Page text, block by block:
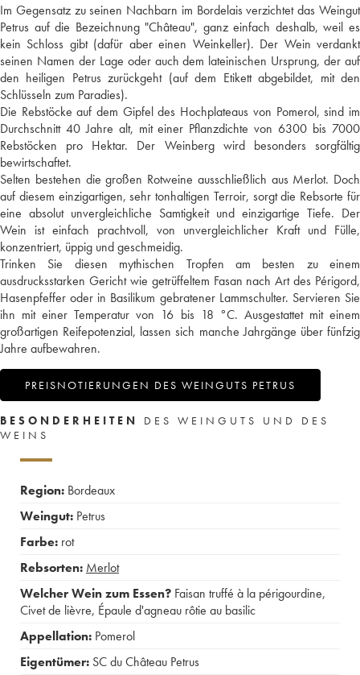
Im Gegensatz zu seinen Nachbarn im Bordelais verzichtet das Weingut
Petrus auf die Bezeichnung "Château", ganz einfach deshalb, weil es
kein Schloss gibt (dafür aber einen Weinkeller). Der Wein verdankt
seinen Namen der Lage oder auch dem lateinischen Ursprung, der auf
den heiligen Petrus zurückgeht (auf dem Etikett abgebildet, mit den
Schlüsseln zum Paradies).
Die Rebstöcke auf dem Gipfel des Hochplateaus von Pomerol, sind im
Durchschnitt 40 Jahre alt, mit einer Pflanzdichte von 6300 bis 7000
Rebstöcken pro Hektar. Der Weinberg wird besonders sorgfältig
bewirtschaftet.
Selten bestehen die großen Rotweine ausschließlich aus Merlot. Doch
auf diesem einzigartigen, sehr tonhaltigen Terroir, sorgt die Rebsorte für
eine absolut unvergleichliche Samtigkeit und einzigartige Tiefe. Der
Wein ist einfach prachtvoll, von unvergleichlicher Kraft und Fülle,
konzentriert, üppig und geschmeidig.
Trinken Sie diesen mythischen Tropfen am besten zu einem
ausdrucksstarken Gericht wie getrüffeltem Fasan nach Art des Périgord,
Hasenpfeffer oder in Basilikum gebratener Lammschulter. Servieren Sie
ihn mit einer Temperatur von 16 bis 18 °C. Ausgestattet mit einem
großartigen Reifepotenzial, lassen sich manche Jahrgänge über fünfzig
Jahre aufbewahren.
PREISNOTIERUNGEN DES WEINGUTS PETRUS
BESONDERHEITEN
DES WEINGUTS UND DES
WEINS
Region: Bordeaux
Weingut: Petrus
Farbe: rot
Rebsorten: Merlot
Welcher Wein zum Essen? Faisan truffé à la périgourdine,
Civet de lièvre, Épaule d'agneau rôtie au basilic
Appellation: Pomerol
Eigentümer: SC du Château Petrus